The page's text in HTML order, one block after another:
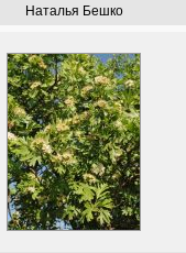
Наталья Бешко